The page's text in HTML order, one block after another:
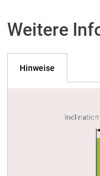
Weitere
Hinweise